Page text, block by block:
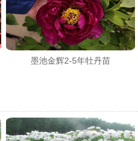
墨池金辉2-5年牡丹苗